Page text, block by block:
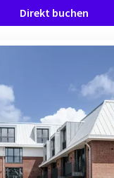
Direkt buchen